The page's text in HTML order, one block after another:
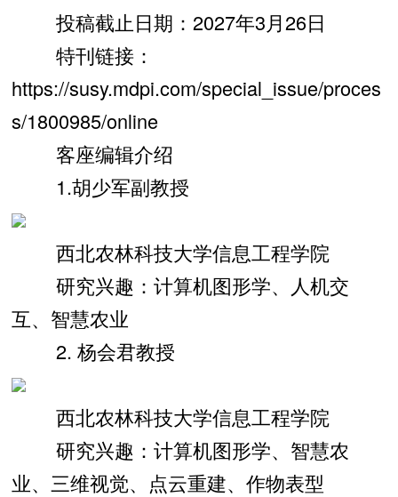
投稿截止日期：2027年3月26日
特刊链接：
https://susy.mdpi.com/special_issue/proces
s/1800985/online
客座编辑介绍
1.胡少军副教授
西北农林科技大学信息工程学院
研究兴趣：计算机图形学、人机交
互、智慧农业
2. 杨会君教授
西北农林科技大学信息工程学院
研究兴趣：计算机图形学、智慧农
业、三维视觉、点云重建、作物表型